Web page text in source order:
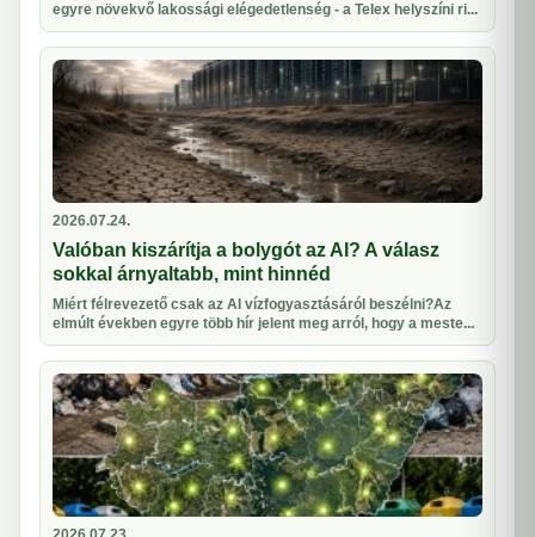
egyre növekvő lakossági elégedetlenség - a Telex helyszíni ri...
2026.07.24.
Valóban kiszárítja a bolygót az AI? A válasz
sokkal árnyaltabb, mint hinnéd
Miért félrevezető csak az AI vízfogyasztásáról beszélni?Az
elmúlt években egyre több hír jelent meg arról, hogy a meste...